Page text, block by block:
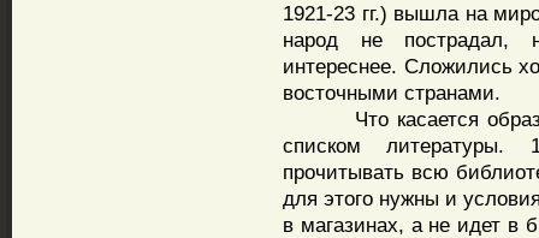
1921-23 гг.) вышла на
народ не пострадал,
интереснее. Сложились
восточными странами.
Что касается
списком
прочитывать всю
для этого нужны и
в магазинах, а не идет в